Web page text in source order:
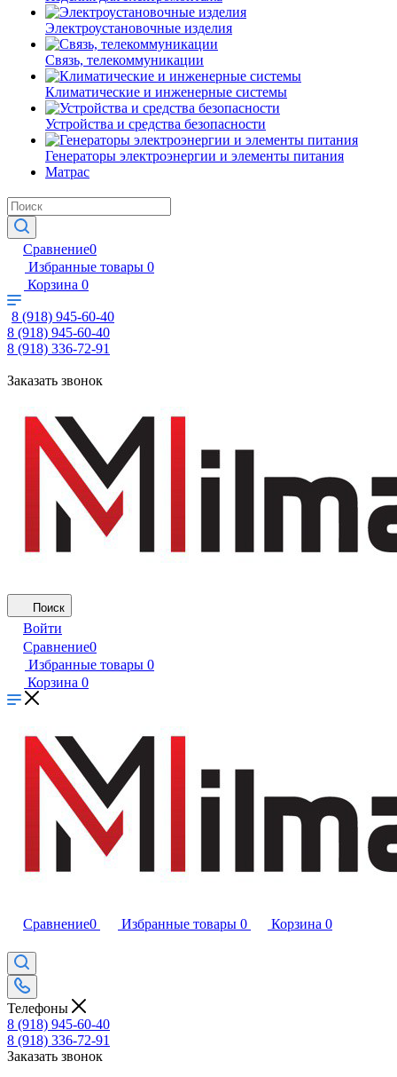
Электроустановочные изделия
Связь, телекоммуникации
Климатические и инженерные системы
Устройства и средства безопасности
Генераторы электроэнергии и элементы питания
Матрас
Сравнение0
Избранные товары 0
Корзина 0
8 (918) 945-60-40
8 (918) 945-60-40
8 (918) 336-72-91
Заказать звонок
Поиск
Войти
Сравнение0
Избранные товары 0
Корзина 0
Сравнение0 Избранные товары 0 Корзина 0
Телефоны
8 (918) 945-60-40
8 (918) 336-72-91
Заказать звонок